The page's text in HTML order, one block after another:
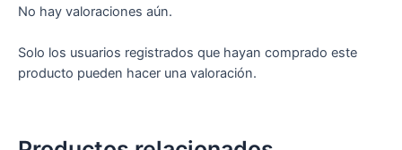
No hay valoraciones aún.
Solo los usuarios registrados que hayan comprado este
producto pueden hacer una valoración.